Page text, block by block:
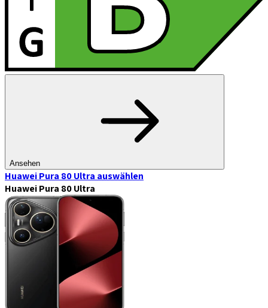
Ansehen
Huawei Pura 80 Ultra auswählen
Huawei Pura 80 Ultra